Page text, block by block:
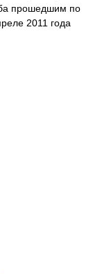
прошедшим по
2011 года